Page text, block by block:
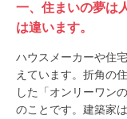
一、住まいの夢は
は違います。
ハウスメーカーや住
えています。折角の
した「オンリーワン
のことです。建築家